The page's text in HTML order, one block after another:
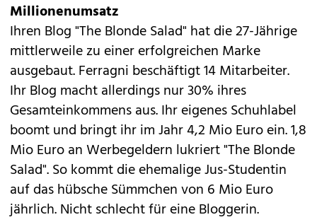
Millionenumsatz
Ihren Blog "The Blonde Salad" hat die 27-Jährige
mittlerweile zu einer erfolgreichen Marke
ausgebaut. Ferragni beschäftigt 14 Mitarbeiter.
Ihr Blog macht allerdings nur 30% ihres
Gesamteinkommens aus. Ihr eigenes Schuhlabel
boomt und bringt ihr im Jahr 4,2 Mio Euro ein. 1,8
Mio Euro an Werbegeldern lukriert "The Blonde
Salad". So kommt die ehemalige Jus-Studentin
auf das hübsche Sümmchen von 6 Mio Euro
jährlich. Nicht schlecht für eine Bloggerin.